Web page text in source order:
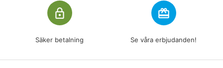
lock_outline
Säker betalning
redeem
Se våra erbjudanden!